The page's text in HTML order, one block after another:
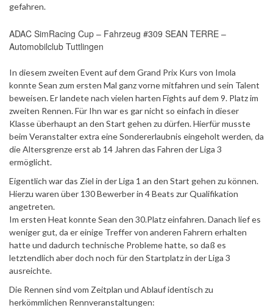
gefahren.
ADAC SimRacing Cup – Fahrzeug #309 SEAN TERRE –
Automobilclub Tuttlingen
In diesem zweiten Event auf dem Grand Prix Kurs von Imola
konnte Sean zum ersten Mal ganz vorne mitfahren und sein Talent
beweisen. Er landete nach vielen harten Fights auf dem 9. Platz im
zweiten Rennen. Für Ihn war es gar nicht so einfach in dieser
Klasse überhaupt an den Start gehen zu dürfen. Hierfür musste
beim Veranstalter extra eine Sondererlaubnis eingeholt werden, da
die Altersgrenze erst ab 14 Jahren das Fahren der Liga 3
ermöglicht.
Eigentlich war das Ziel in der Liga 1 an den Start gehen zu können.
Hierzu waren über 130 Bewerber in 4 Beats zur Qualifikation
angetreten.
Im ersten Heat konnte Sean den 30.Platz einfahren. Danach lief es
weniger gut, da er einige Treffer von anderen Fahrern erhalten
hatte und dadurch technische Probleme hatte, so daß es
letztendlich aber doch noch für den Startplatz in der Liga 3
ausreichte.
Die Rennen sind vom Zeitplan und Ablauf identisch zu
herkömmlichen Rennveranstaltungen: